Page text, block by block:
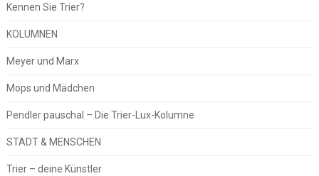
Kennen Sie Trier?
KOLUMNEN
Meyer und Marx
Mops und Mädchen
Pendler pauschal – Die Trier-Lux-Kolumne
STADT & MENSCHEN
Trier – deine Künstler